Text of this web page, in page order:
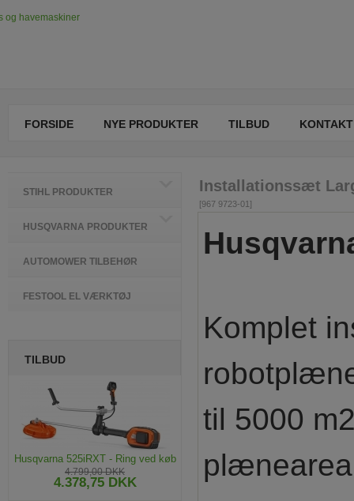
FORSIDE NYE PRODUKTER TILBUD KONTAKT
Installationssæt
[967 9723-01]
Komplet
til 5000
STIHL PRODUKTER
HUSQVARNA PRODUKTER
AUTOMOWER TILBEHØR
FESTOOL EL VÆRKTØJ
TILBUD
Husqvarna 525iRXT - Ring ved køb
4.799,00 DKK
4.378,75 DKK